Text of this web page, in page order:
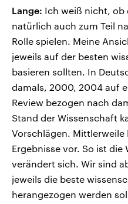
Lange: Ich weiß nicht, ob
natürlich auch zum Teil
Rolle spielen. Meine
jeweils auf der besten
basieren sollten. In
damals, 2000, 2004 auf
Review bezogen nach
Stand der Wissenschaft
Vorschlägen. Mittlerweile
Ergebnisse vor. So ist die
verändert sich. Wir sind
jeweils die beste
herangezogen werden